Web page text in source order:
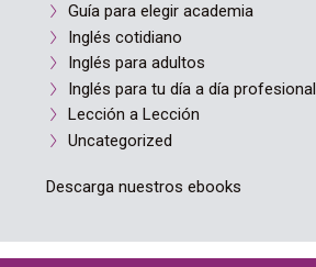
Guía para elegir academia
Inglés cotidiano
Inglés para adultos
Inglés para tu día a día profesional
Lección a Lección
Uncategorized
Descarga nuestros ebooks